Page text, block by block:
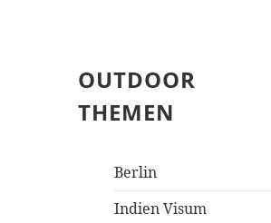
OUTDOOR
THEMEN
Berlin
Indien Visum